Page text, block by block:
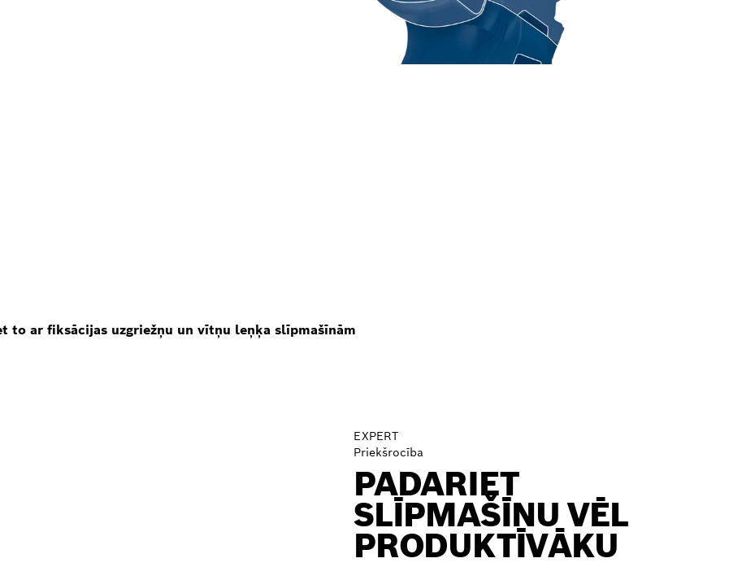
ar fiksācijas uzgriežņu un vītņu leņķa slīpmašīnām
EXPERT
Priekšrocība
PADARIET
SLĪPMAŠĪNU VĒL
PRODUKTĪVĀKU